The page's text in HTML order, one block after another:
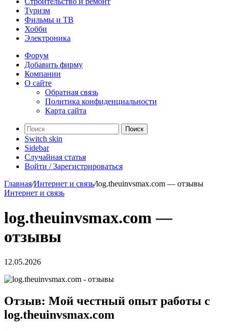
Туризм
Фильмы и ТВ
Хобби
Электроника
Форум
Добавить фирму
Компании
О сайте
Обратная связь
Политика конфиденциальности
Карта сайта
Поиск
Switch skin
Sidebar
Случайная статья
Войти / Зарегистрироваться
Главная/Интернет и связь/log.theuinvsmax.com — отзывы
Интернет и связь
log.theuinvsmax.com —
отзывы
12.05.2026
Отзыв: Мой честный опыт работы с
log.theuinvsmax.com